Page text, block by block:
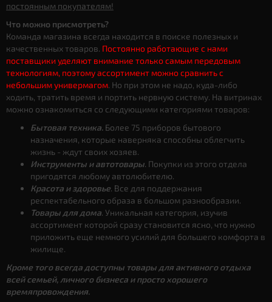
постоянным покупателям!
Что можно присмотреть?
Команда магазина всегда находится в поиске полезных и
качественных товаров. Постоянно работающие с нами
поставщики уделяют внимание только самым передовым
технологиям, поэтому ассортимент можно сравнить с
небольшим универмагом. Но при этом не надо, куда-либо
ходить, тратить время и портить нервную систему. На витринах
можно ознакомиться со следующими категориями товаров:
Бытовая техника. Более 75 приборов бытового
назначения, которые наверняка способны облегчить
жизнь - ждут своих хозяев.
Инструменты и автотовары. Покупки из этого отдела
пригодятся любому автолюбителю.
Красота и здоровье. Все для поддержания
респектабельного образа в большом разнообразии.
Товары для дома. Уникальная категория, изучив
ассортимент которой сразу становится ясно, что нужно
приложить еще немного усилий для большего комфорта в
жилище.
Кроме того всегда доступны товары для активного отдыха
всей семьей, личного бизнеса и просто хорошего
времяпровождения.